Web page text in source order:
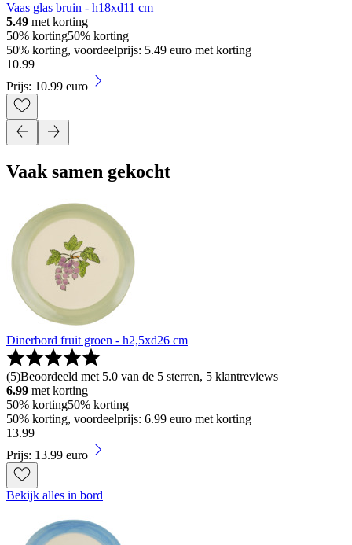
Vaas glas bruin - h18xd11 cm
5.49 met korting
50% korting50% korting
50% korting, voordeelprijs: 5.49 euro met korting
10.99
Prijs: 10.99 euro
Vaak samen gekocht
Dinerbord fruit groen - h2,5xd26 cm
(5)Beoordeeld met 5.0 van de 5 sterren, 5 klantreviews
6.99 met korting
50% korting50% korting
50% korting, voordeelprijs: 6.99 euro met korting
13.99
Prijs: 13.99 euro
Bekijk alles in bord